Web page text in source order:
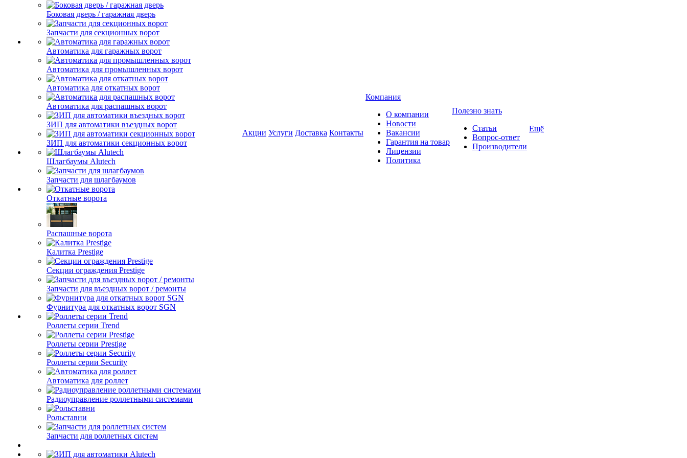
Боковая дверь / гаражная дверь
Запчасти для секционных ворот
Автоматика для гаражных ворот
Автоматика для промышленных ворот
Автоматика для откатных ворот
Автоматика для распашных ворот
ЗИП для автоматики въездных ворот
ЗИП для автоматики секционных ворот
Шлагбаумы Alutech
Запчасти для шлагбаумов
Откатные ворота
Распашные ворота
Калитка Prestige
Секции ограждения Prestige
Запчасти для въездных ворот / ремонты
Фурнитура для откатных ворот SGN
Роллеты серии Trend
Роллеты серии Prestige
Роллеты серии Security
Автоматика для роллет
Радиоуправление роллетными системами
Рольставни
Запчасти для роллетных систем
Акции Услуги Доставка Контакты
Компания
О компании
Новости
Вакансии
Гарантия на товар
Лицензии
Политика
Полезно знать
Статьи
Вопрос-ответ
Производители
Ещё